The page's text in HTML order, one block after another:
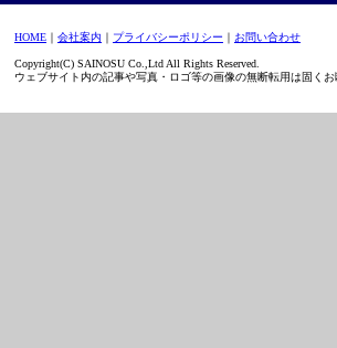
HOME ｜ 会社案内 ｜ プライバシーポリシー ｜ お問い合わせ
Copyright(C) SAINOSU Co.,Ltd All Rights Reserved.
ウェブサイト内の記事や写真・ロゴ等の画像の無断転用は固く